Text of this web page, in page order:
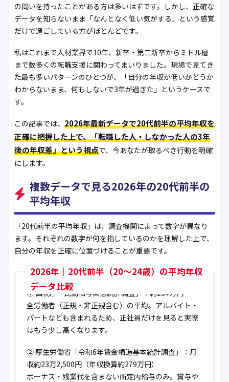
の問いを持ったことがある方は多いはずです。しかし、正確な
データを知らないまま「なんとなく低い気がする」という感覚
だけで過ごしている方がほとんどです。
私はこれまで人材業界で10年、新卒・第二新卒からミドル層
まで数多くの転職支援に関わってまいりました。現場で見てき
た最も多いパターンのひとつが、
「自分の年収が低いかどうか
わからないまま、何もしないで3年が過ぎた」 というケースで
す。
この記事では、 2026年最新データで20代前半の平均年収を
正確に把握した上で、「転職した人・しなかった人の3年
後の年収差」という視点で、今あなたが取るべき行動を明確
にします。
複数データで見る2026年の20代前半の
平均年収
「20代前半の平均年収」は、調査機関によって数字が異なり
ます。それぞれの数字が何を指しているのかを理解した上で、
自分の年収を正確に位置づけることが重要です。
2026年｜20代前半（20〜24歳）の平均年収
データ比較
①国税庁「民間給与実態統計調査」：約264万円
全労働者（正規・非正規含む）の平均。アルバイト・
パートなども含まれるため、正社員だけを見ると実際
はもう少し高くなります。
② 厚生労働省「令和6年賃金構造基本統計調査」：月
収約23万2,500円（年収換算約279万円）
ボーナス・残業代を含まない所定内給与のみ。賞与や